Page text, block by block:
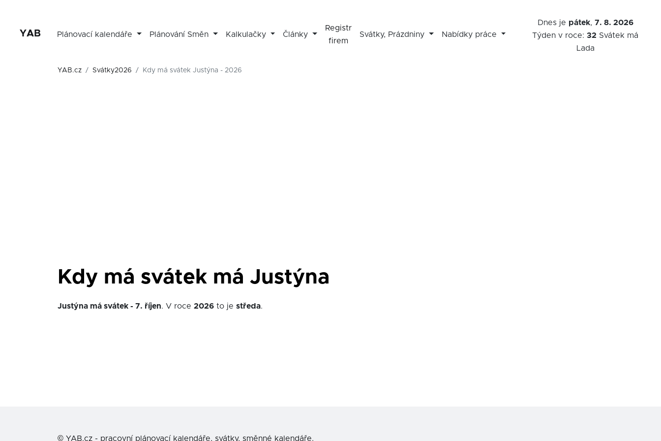
YAB Plánovací kalendáře Plánování Směn Kalkulačky Články
Registr
firem
Svátky, Prázdniny Nabídky práce
Dnes je pátek, 7. 8. 2026
Týden v roce:32 Svátek má
Lada
YAB.cz Svátky2026 Kdy má svátek Justýna - 2026
Kdy má svátek má Justýna
Justýna má svátek - 7. říjen. V roce 2026 to je středa.
© YAB.cz - pracovní plánovací kalendáře, svátky, směnné kalendáře.